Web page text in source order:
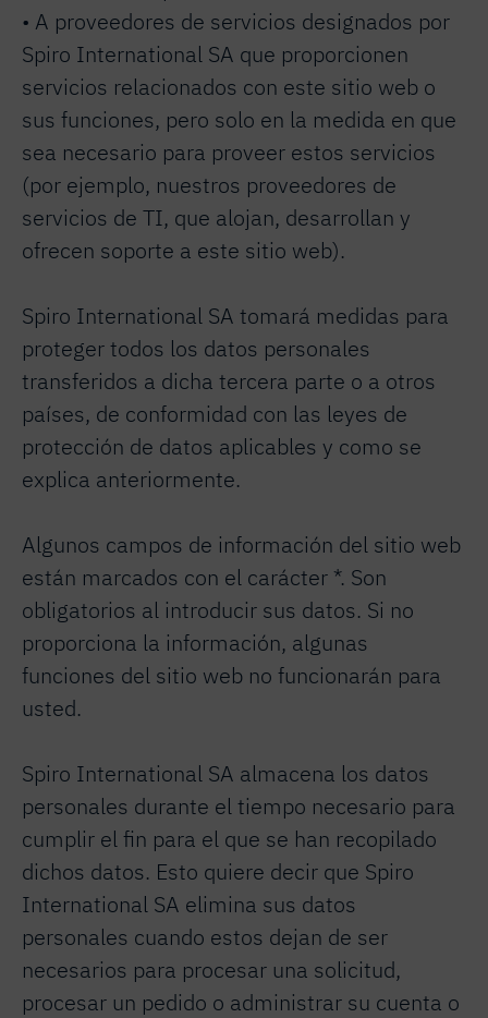
• A proveedores de servicios designados por
Spiro International SA que proporcionen
servicios relacionados con este sitio web o
sus funciones, pero solo en la medida en que
sea necesario para proveer estos servicios
(por ejemplo, nuestros proveedores de
servicios de TI, que alojan, desarrollan y
ofrecen soporte a este sitio web).
Spiro International SA tomará medidas para
proteger todos los datos personales
transferidos a dicha tercera parte o a otros
países, de conformidad con las leyes de
protección de datos aplicables y como se
explica anteriormente.
Algunos campos de información del sitio web
están marcados con el carácter *. Son
obligatorios al introducir sus datos. Si no
proporciona la información, algunas
funciones del sitio web no funcionarán para
usted.
Spiro International SA almacena los datos
personales durante el tiempo necesario para
cumplir el fin para el que se han recopilado
dichos datos. Esto quiere decir que Spiro
International SA elimina sus datos
personales cuando estos dejan de ser
necesarios para procesar una solicitud,
procesar un pedido o administrar su cuenta o